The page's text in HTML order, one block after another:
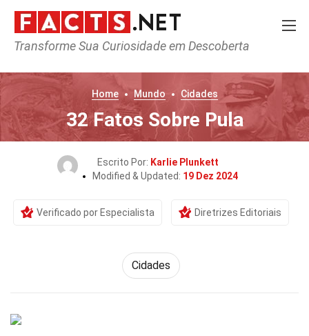
Transforme Sua Curiosidade em Descoberta
Home Mundo Cidades
32 Fatos Sobre Pula
Escrito Por: Karlie Plunkett
Modified & Updated: 19 Dez 2024
Verificado por Especialista Diretrizes Editoriais
Cidades